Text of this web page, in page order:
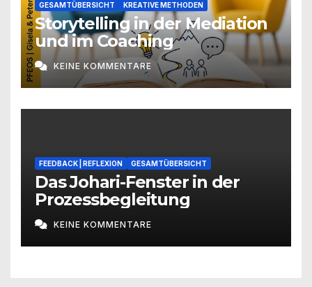
GESAMTÜBERSICHT KREATIVE METHODEN
Storytelling in der Mediation
und im Coaching
KEINE KOMMENTARE
FEEDBACK | REFLEXION GESAMTÜBERSICHT
Das Johari-Fenster in der
Prozessbegleitung
KEINE KOMMENTARE